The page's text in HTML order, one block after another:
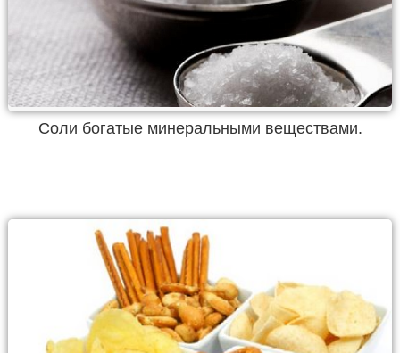
Соли богатые минеральными веществами.